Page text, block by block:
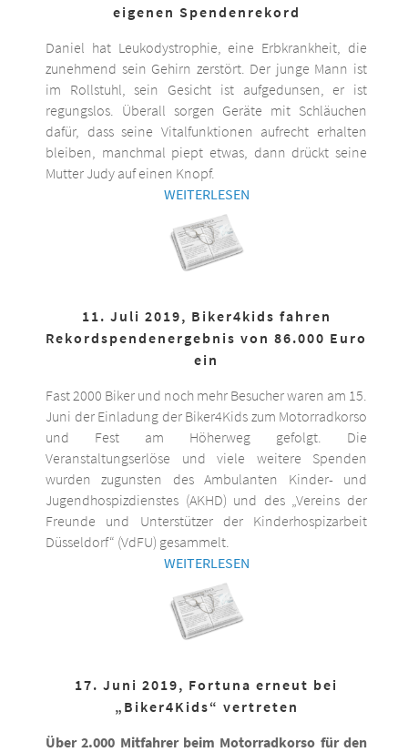
eigenen Spendenrekord
Daniel hat Leukodystrophie, eine Erbkrankheit, die
zunehmend sein Gehirn zerstört. Der junge Mann ist
im Rollstuhl, sein Gesicht ist aufgedunsen, er ist
regungslos. Überall sorgen Geräte mit Schläuchen
dafür, dass seine Vitalfunktionen aufrecht erhalten
bleiben, manchmal piept etwas, dann drückt seine
Mutter Judy auf einen Knopf.
WEITERLESEN
11. Juli 2019, Biker4kids fahren
Rekordspendenergebnis von 86.000 Euro
ein
Fast 2000 Biker und noch mehr Besucher waren am 15.
Juni der Einladung der Biker4Kids zum Motorradkorso
und Fest am Höherweg gefolgt. Die
Veranstaltungserlöse und viele weitere Spenden
wurden zugunsten des Ambulanten Kinder- und
Jugendhospizdienstes (AKHD) und des „Vereins der
Freunde und Unterstützer der Kinderhospizarbeit
Düsseldorf“ (VdFU) gesammelt.
WEITERLESEN
17. Juni 2019, Fortuna erneut bei
„Biker4Kids“ vertreten
Über 2.000 Mitfahrer beim Motorradkorso für den